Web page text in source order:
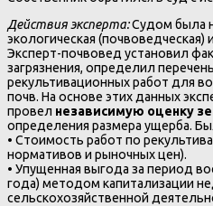
Действия эксперта:Судом была
экологическая (почвоведческая)
Эксперт-почвовед установил
загрязнения, определил
рекультивационных работ для
почв. На основе этих данных
провел независимую оценку
определения размера ущерба.
• Стоимость работ по
нормативов и рыночных цен).
• Упущенная выгода за период
года) методом капитализации
сельскохозяйственной